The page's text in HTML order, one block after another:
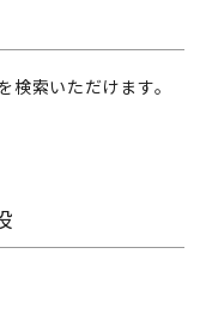
索いただけます。